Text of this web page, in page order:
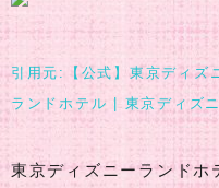
引用元:【公式】東京ディズ
ランドホテル | 東京ディズ
東京ディズニーランドホ